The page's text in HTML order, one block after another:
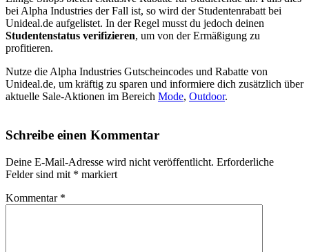
bei Alpha Industries der Fall ist, so wird der Studentenrabatt bei
Unideal.de aufgelistet. In der Regel musst du jedoch deinen
Studentenstatus verifizieren, um von der Ermäßigung zu
profitieren.
Nutze die Alpha Industries Gutscheincodes und Rabatte von
Unideal.de, um kräftig zu sparen und informiere dich zusätzlich über
aktuelle Sale-Aktionen im Bereich Mode, Outdoor.
Schreibe einen Kommentar
Deine E-Mail-Adresse wird nicht veröffentlicht. Erforderliche
Felder sind mit * markiert
Kommentar *